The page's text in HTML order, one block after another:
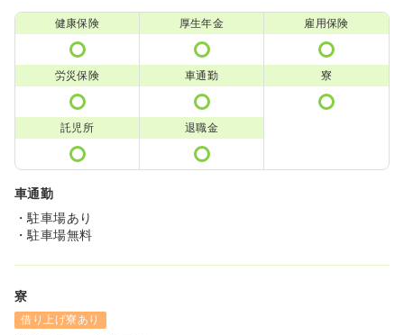
健康保険 厚生年金 雇用保険
労災保険 車通勤 寮
託児所 退職金
車通勤
・駐車場あり
・駐車場無料
寮
借り上げ寮あり